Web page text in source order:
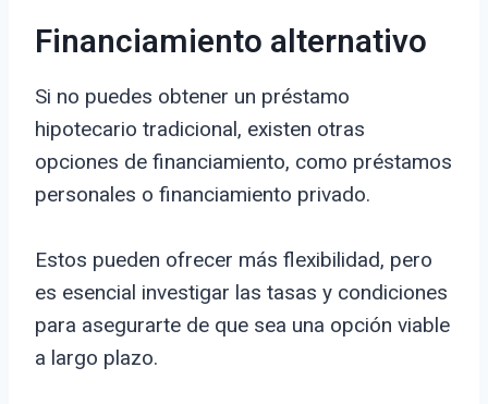
Financiamiento alternativo
Si no puedes obtener un préstamo
hipotecario tradicional, existen otras
opciones de financiamiento, como préstamos
personales o financiamiento privado.
Estos pueden ofrecer más flexibilidad, pero
es esencial investigar las tasas y condiciones
para asegurarte de que sea una opción viable
a largo plazo.